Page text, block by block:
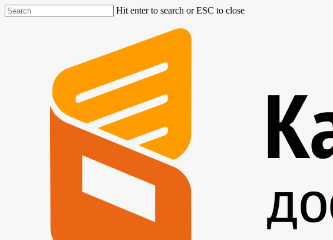
Hit enter to search or ESC to close